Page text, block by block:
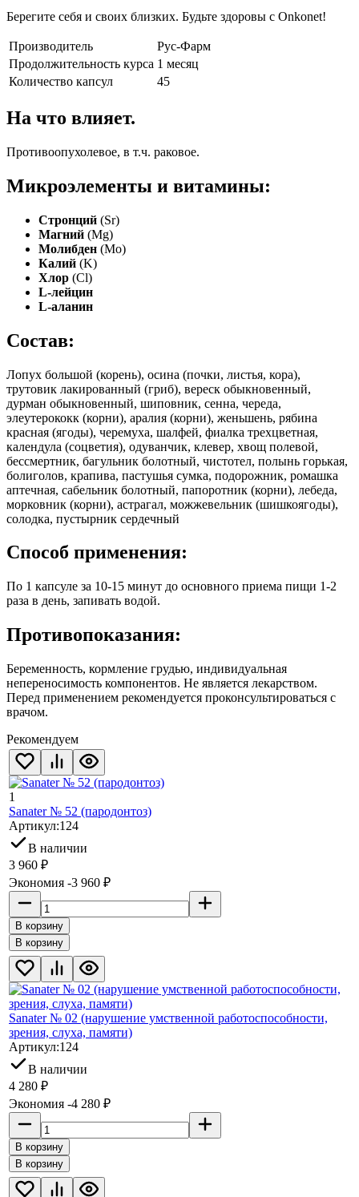
Берегите себя и своих близких. Будьте здоровы с Onkonet!
Производитель
Рус-Фарм
Продолжительность курса 1 месяц
Количество капсул
45
На что влияет.
Противоопухолевое, в т.ч. раковое.
Микроэлементы и витамины:
Стронций (Sr)
Магний (Mg)
Молибден (Mo)
Калий (K)
Хлор (Cl)
L-лейцин
L-аланин
Состав:
Лопух большой (корень), осина (почки, листья, кора),
трутовик лакированный (гриб), вереск обыкновенный,
дурман обыкновенный, шиповник, сенна, череда,
элеутерококк (корни), аралия (корни), женьшень, рябина
красная (ягоды), черемуха, шалфей, фиалка трехцветная,
календула (соцветия), одуванчик, клевер, хвощ полевой,
бессмертник, багульник болотный, чистотел, полынь горькая,
болиголов, крапива, пастушья сумка, подорожник, ромашка
аптечная, сабельник болотный, папоротник (корни), лебеда,
морковник (корни), астрагал, можжевельник (шишкоягоды),
солодка, пустырник сердечный
Способ применения:
По 1 капсуле за 10-15 минут до основного приема пищи 1-2
раза в день, запивать водой.
Противопоказания:
Беременность, кормление грудью, индивидуальная
непереносимость компонентов. Не является лекарством.
Перед применением рекомендуется проконсультироваться с
врачом.
Рекомендуем
1
Sanater № 52 (пародонтоз)
Артикул:124
В наличии
3 960 ₽
Экономия -3 960 ₽
В корзину
В корзину
Sanater № 02 (нарушение умственной работоспособности,
зрения, слуха, памяти)
Артикул:124
В наличии
4 280 ₽
Экономия -4 280 ₽
В корзину
В корзину